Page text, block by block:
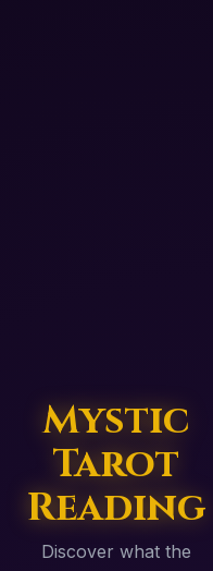
Mystic
Tarot
Reading
Discover what the